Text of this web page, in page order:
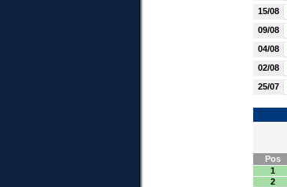
15/08
09/08
04/08
02/08
25/07
Pos
1
2